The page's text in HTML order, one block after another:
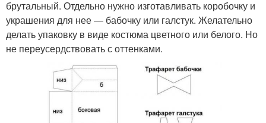
брутальный. Отдельно нужно изготавливать коробочку и
украшения для нее — бабочку или галстук. Желательно
делать упаковку в виде костюма цветного или белого. Но
не переусердствовать с оттенками.